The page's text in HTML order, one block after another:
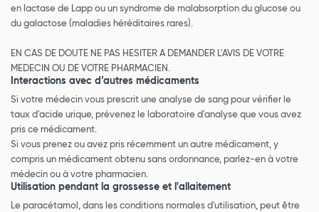
en lactase de Lapp ou un syndrome de malabsorption du glucose ou
du galactose (maladies héréditaires rares).
EN CAS DE DOUTE NE PAS HESITER A DEMANDER L'AVIS DE VOTRE
MEDECIN OU DE VOTRE PHARMACIEN.
Interactions avec d’autres médicaments
Si votre médecin vous prescrit une analyse de sang pour vérifier le
taux d'acide urique, prévenez le laboratoire d'analyse que vous avez
pris ce médicament.
Si vous prenez ou avez pris récemment un autre médicament, y
compris un médicament obtenu sans ordonnance, parlez-en à votre
médecin ou à votre pharmacien.
Utilisation pendant la grossesse et l'allaitement
Le paracétamol, dans les conditions normales d'utilisation, peut être